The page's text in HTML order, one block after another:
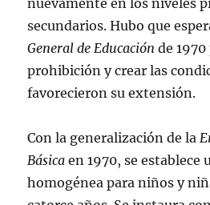
nuevamente en los niveles
secundarios. Hubo que
General de Educación de
prohibición y crear las
favorecieron su extensión.
Con la generalización de la
Básica en 1970, se establece
homogénea para niños y